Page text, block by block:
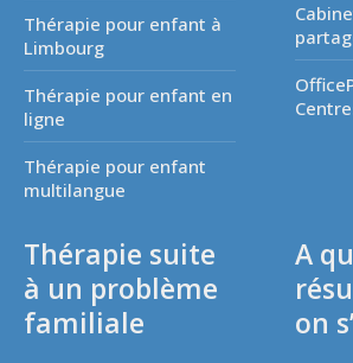
Thérapie pour enfant à
Limbourg
Thérapie pour enfant en
ligne
Thérapie pour enfant
multilangue
Thérapie suite
à un problème
familiale
A
on